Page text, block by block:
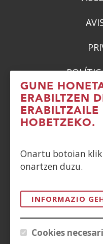
GUNE
ERABILTZEN
HOBETZEKO.
Onartu botoian klik
onartzen duzu.
INFORMAZIO
Cookies
leiho
berrian)
leiho
berrian)
leiho